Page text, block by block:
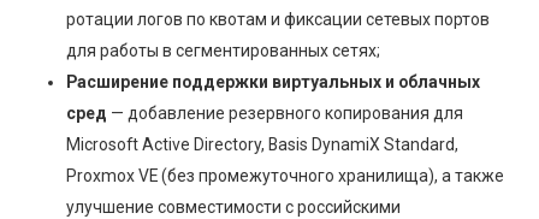
ротации логов по квотам и фиксации сетевых портов
для работы в сегментированных сетях;
Расширение поддержки виртуальных и облачных
сред — добавление резервного копирования для
Microsoft Active Directory, Basis DynamiX Standard,
Proxmox VE (без промежуточного хранилища), а также
улучшение совместимости с российскими